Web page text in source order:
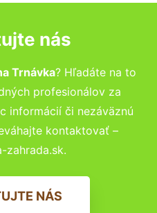
nás
Trnávka? Hľadáte na to
profesionálov za
informácií či nezáväznú
kontaktovať –
zahrada.sk.
NÁS